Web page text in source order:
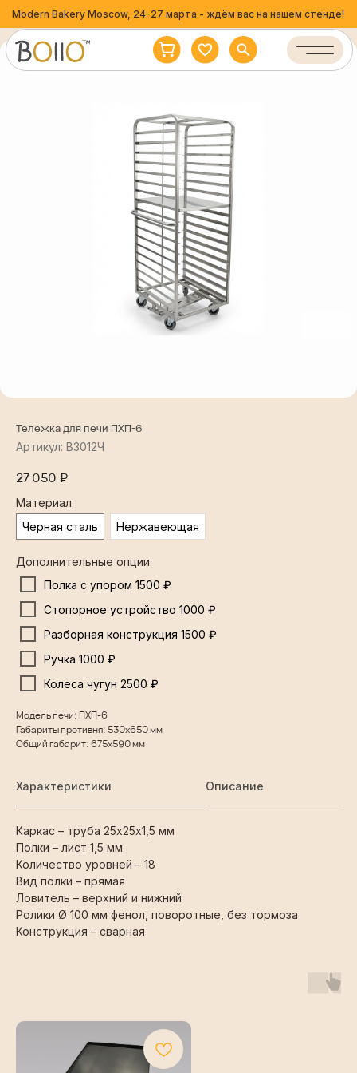
Modern Bakery Moscow, 24-27 марта - ждём вас на нашем стенде!
Тележка для печи ПХП-6
Артикул: В3012Ч
27 050 ₽
Материал
Черная сталь
Нержавеющая
Дополнительные опции
Полка с упором 1500 ₽
Стопорное устройство 1000 ₽
Разборная конструкция 1500 ₽
Ручка 1000 ₽
Колеса чугун 2500 ₽
Модель печи: ПХП-6
Габариты противня: 530x650 мм
Общий габарит: 675х590 мм
Характеристики Описание
Каркас – труба 25х25х1,5 мм
Полки – лист 1,5 мм
Количество уровней – 18
Вид полки – прямая
Ловитель – верхний и нижний
Ролики Ø 100 мм фенол, поворотные, без тормоза
Конструкция – сварная